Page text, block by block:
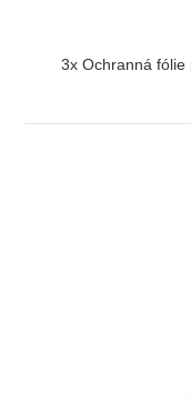
3x Ochranná fólie